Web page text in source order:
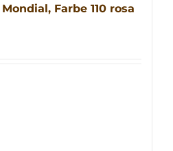
Farbe 110 rosa